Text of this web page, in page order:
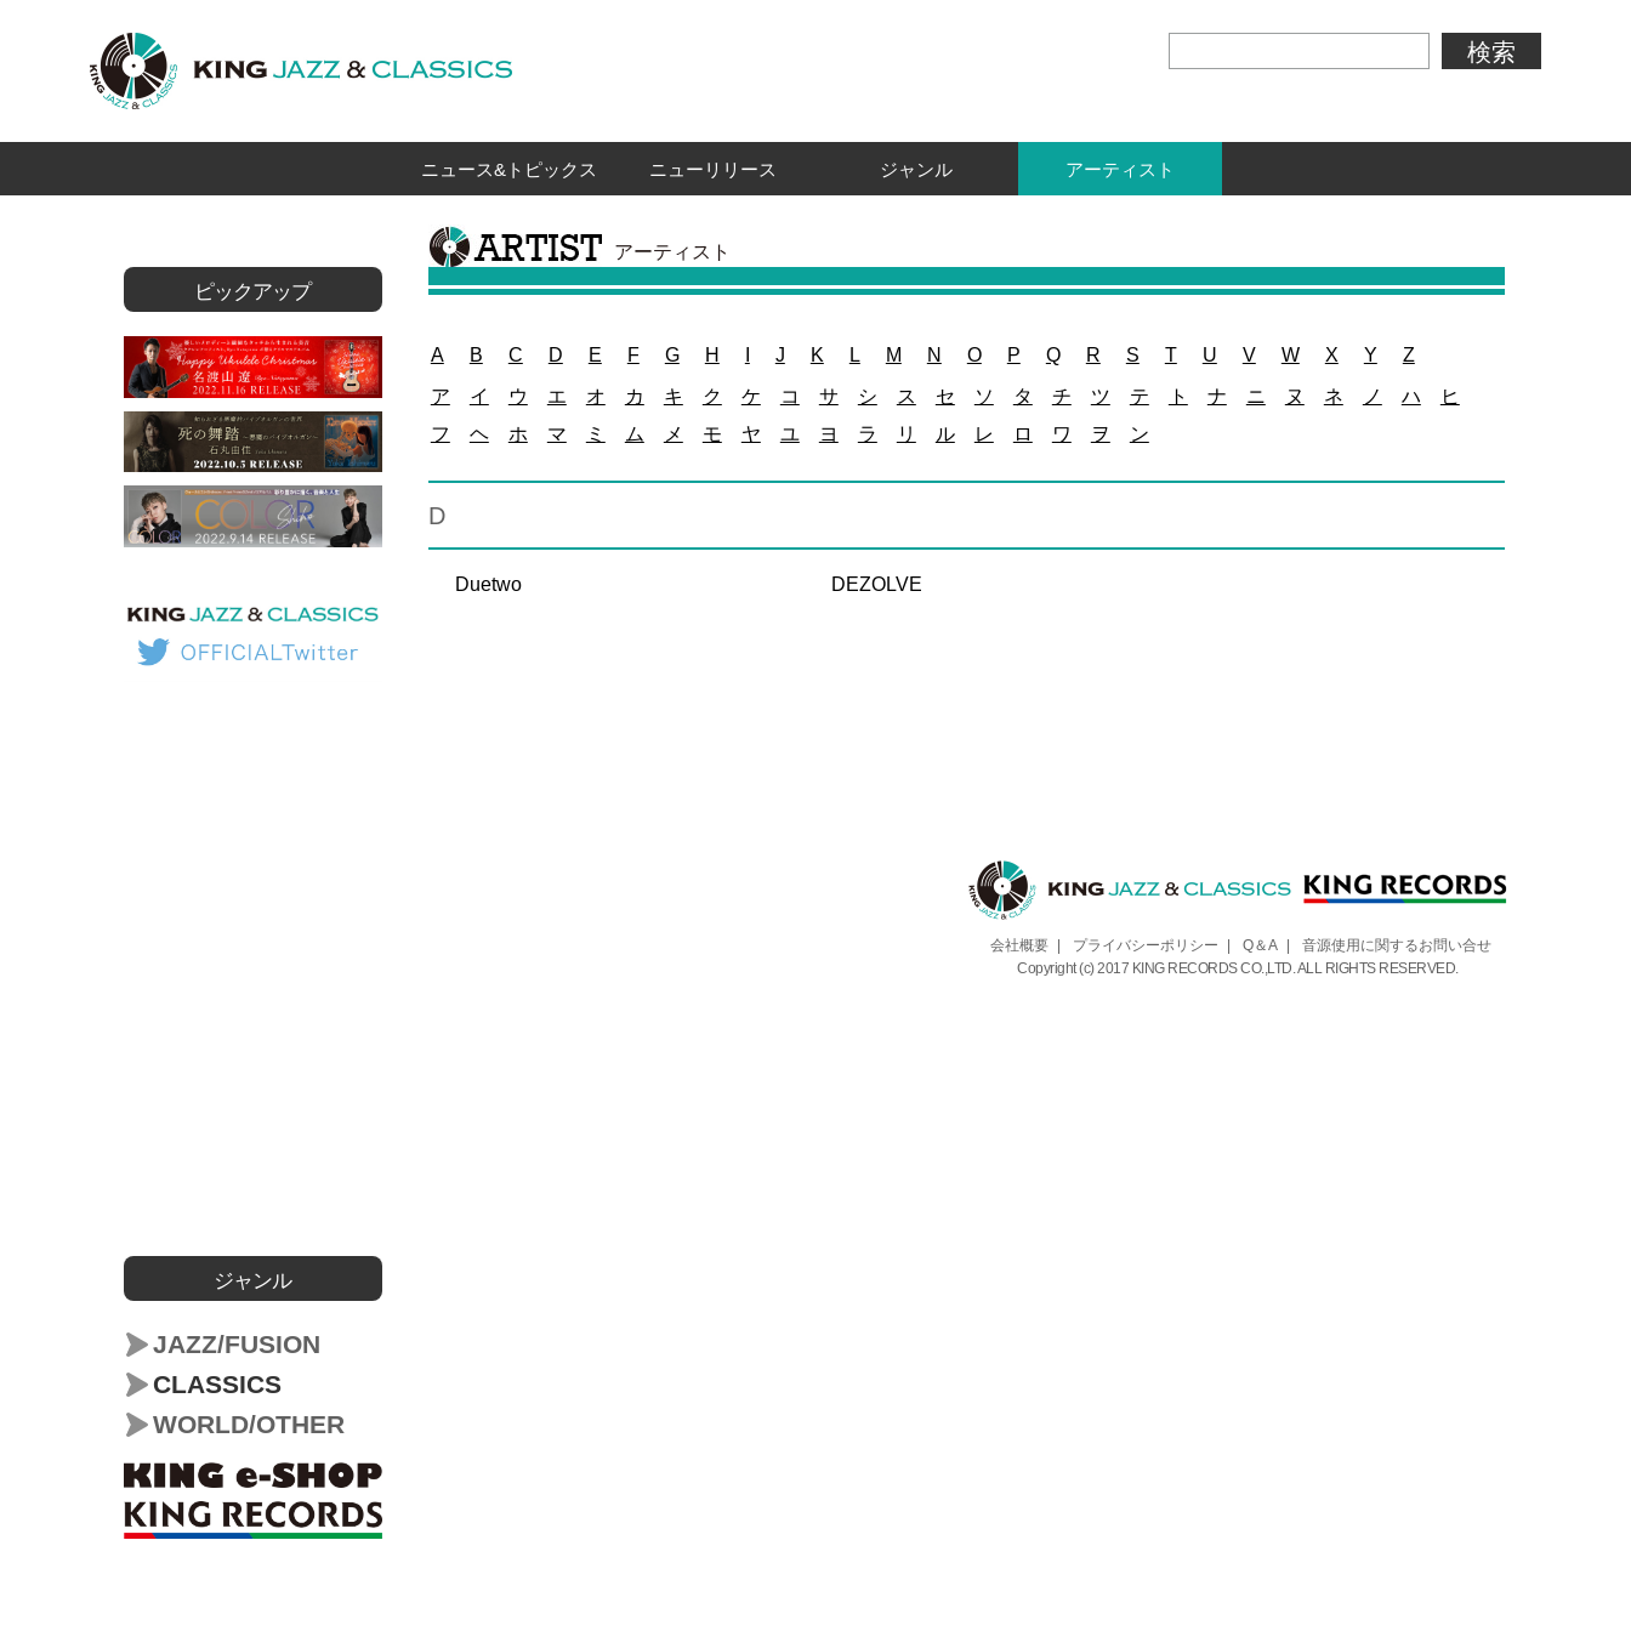
ニュース&トピックス ニューリリース ジャンル アーティスト
アーティスト
A B C D E F G H J K L M N O P Q R S T U V W X Y
Z
ア
イ ウ エ オ カ キ ク ケ コ サ シ ス セ ソ タ チ ツ テ ト ナ ニ ヌ ネ ノ ハ
ヒ
フ
ヘ ホ マ ミ ム メ モ ヤ ユ ヨ ラ リ ル レ ロ ワ ヲ ン
D
Duetwo DEZOLVE
会社概要 プライバシーポリシー Q＆A
音源使用に関するお問い合せ
Copyright (c) 2017 KING RECORDS CO.,LTD. ALL RIGHTS RESERVED.
ピックアップ
ジャンル
JAZZ/FUSION
CLASSICS
WORLD/OTHER